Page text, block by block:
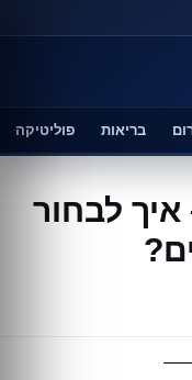
בריאות פוליטיקה
איך לבחור